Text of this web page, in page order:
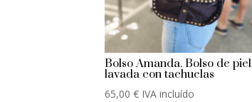
Bolso Amanda. Bolso de piel
lavada con tachuelas
65,00 € IVA incluído